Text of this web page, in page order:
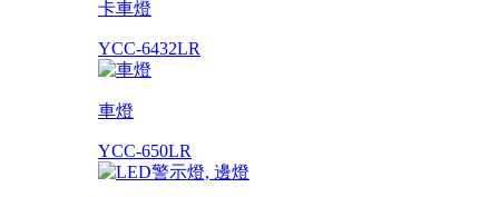
卡車燈
YCC-6432LR
車燈
YCC-650LR